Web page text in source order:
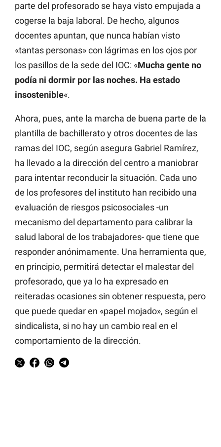
parte del profesorado se haya visto empujada a
cogerse la baja laboral. De hecho, algunos
docentes apuntan, que nunca habían visto
«tantas personas» con lágrimas en los ojos por
los pasillos de la sede del IOC: «Mucha gente no
podía ni dormir por las noches. Ha estado
insostenible«.
Ahora, pues, ante la marcha de buena parte de la
plantilla de bachillerato y otros docentes de las
ramas del IOC, según asegura Gabriel Ramírez,
ha llevado a la dirección del centro a maniobrar
para intentar reconducir la situación. Cada uno
de los profesores del instituto han recibido una
evaluación de riesgos psicosociales -un
mecanismo del departamento para calibrar la
salud laboral de los trabajadores- que tiene que
responder anónimamente. Una herramienta que,
en principio, permitirá detectar el malestar del
profesorado, que ya lo ha expresado en
reiteradas ocasiones sin obtener respuesta, pero
que puede quedar en «papel mojado», según el
sindicalista, si no hay un cambio real en el
comportamiento de la dirección.